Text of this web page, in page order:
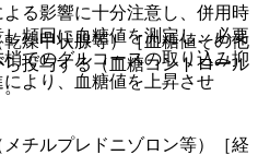
燥甲状腺等）［血糖値その他
投与する（血糖コントロール
。
る影響に十分注意し、併用時
頻回に血糖値を測定し、必要
でのグルコースの取り込み抑
より、血糖値を上昇させ
チルプレドニゾロン等）［経